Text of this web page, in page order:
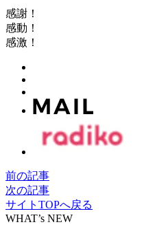
感謝！
感動！
感激！
前の記事
次の記事
サイトTOPへ戻る
WHAT’s NEW